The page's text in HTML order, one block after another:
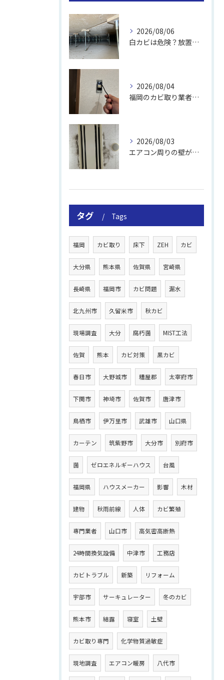
2026/08/06
白カビは危険？放置のリスクと取り方
2026/08/04
福岡のカビ取り業者おすすめの選び方と費用
2026/08/03
エアコン周りの壁が結露しやすい理由
タグ Tags
福岡 カビ取り 床下 ZEH カビ
大分県 熊本県 佐賀県 宮崎県
長崎県 福岡市 カビ問題 漏水
北九州市 久留米市 秋カビ
現場調査 大分 腐朽菌 MIST工法
佐賀 熊本 カビ対策 黒カビ
春日市 大野城市 糟屋郡 太宰府市
下関市 神埼市 佐賀市 唐津市
鳥栖市 伊万里市 武雄市 山口県
カーテン 筑紫野市 大分市 別府市
菌 ゼロエネルギーハウス 台風
福岡県 ハウスメーカー 影響 木材
建物 秋雨前線 人体 カビ繁殖
専門業者 山口市 高気密高断熱
24時間換気設備 中津市 工務店
カビトラブル 新築 リフォーム
宇部市 サーキュレーター 冬のカビ
熊本市 結露 寝室 土壁
カビ取り専門 化学物質過敏症
現地調査 エアコン暖房 八代市